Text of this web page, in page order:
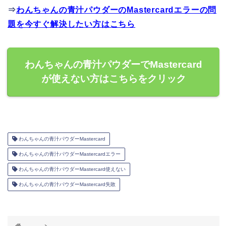
⇒わんちゃんの青汁パウダーのMastercardエラーの問
題を今すぐ解決したい方はこちら
わんちゃんの青汁パウダーでMastercard
が使えない方はこちらをクリック
わんちゃんの青汁パウダーMastercard
わんちゃんの青汁パウダーMastercardエラー
わんちゃんの青汁パウダーMastercard使えない
わんちゃんの青汁パウダーMastercard失敗